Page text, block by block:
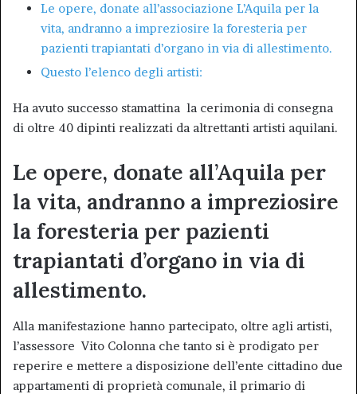
Le opere, donate all’associazione L’Aquila per la
vita, andranno a impreziosire la foresteria per
pazienti trapiantati d’organo in via di allestimento.
Questo l’elenco degli artisti:
Ha avuto successo stamattina la cerimonia di consegna
di oltre 40 dipinti realizzati da altrettanti artisti aquilani.
Le opere, donate all’Aquila per
la vita, andranno a impreziosire
la foresteria per pazienti
trapiantati d’organo in via di
allestimento.
Alla manifestazione hanno partecipato, oltre agli artisti,
l’assessore Vito Colonna che tanto si è prodigato per
reperire e mettere a disposizione dell’ente cittadino due
appartamenti di proprietà comunale, il primario di